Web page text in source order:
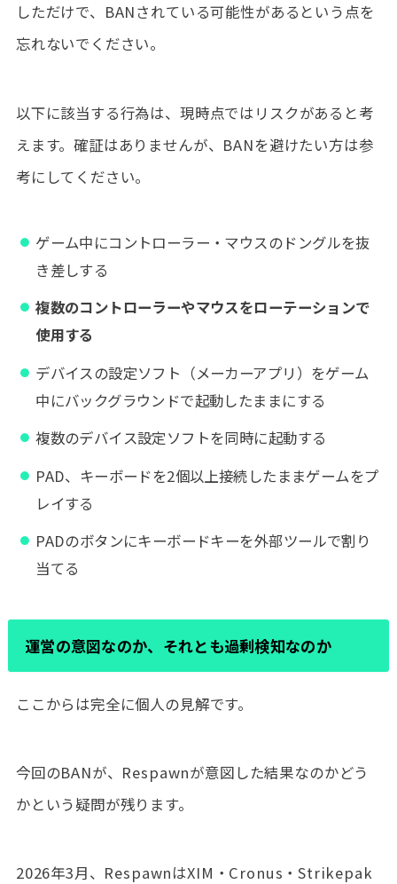
しただけで、BANされている可能性があるという点を
忘れないでください。
以下に該当する行為は、現時点ではリスクがあると考
えます。確証はありませんが、BANを避けたい方は参
考にしてください。
ゲーム中にコントローラー・マウスのドングルを抜
き差しする
複数のコントローラーやマウスをローテーションで
使用する
デバイスの設定ソフト（メーカーアプリ）をゲーム
中にバックグラウンドで起動したままにする
複数のデバイス設定ソフトを同時に起動する
PAD、キーボードを2個以上接続したままゲームをプ
レイする
PADのボタンにキーボードキーを外部ツールで割り
当てる
運営の意図なのか、それとも過剰検知なのか
ここからは完全に個人の見解です。
今回のBANが、Respawnが意図した結果なのかどう
かという疑問が残ります。
2026年3月、RespawnはXIM・Cronus・Strikepak